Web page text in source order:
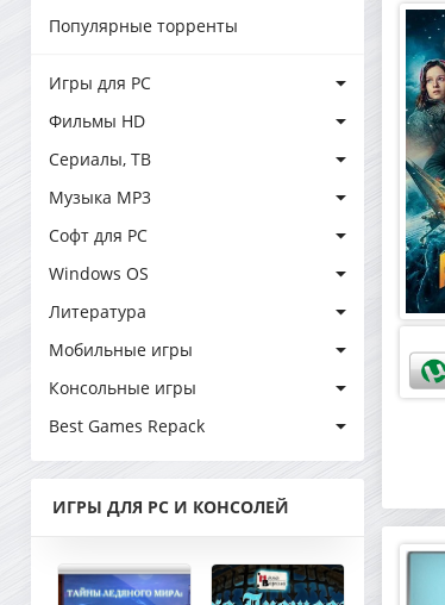
Популярные торренты
Игры для PC
Фильмы HD
Сериалы, ТВ
Музыка MP3
Софт для PC
Windows OS
Литература
Мобильные игры
Консольные игры
Best Games Repack
ИГРЫ ДЛЯ PC И КОНСОЛЕЙ